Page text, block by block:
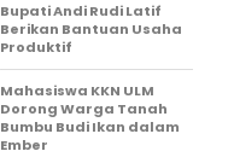
Bupati Andi Rudi Latif
Berikan Bantuan Usaha
Produktif
Mahasiswa KKN ULM
Dorong Warga Tanah
Bumbu Budi Ikan dalam
Ember